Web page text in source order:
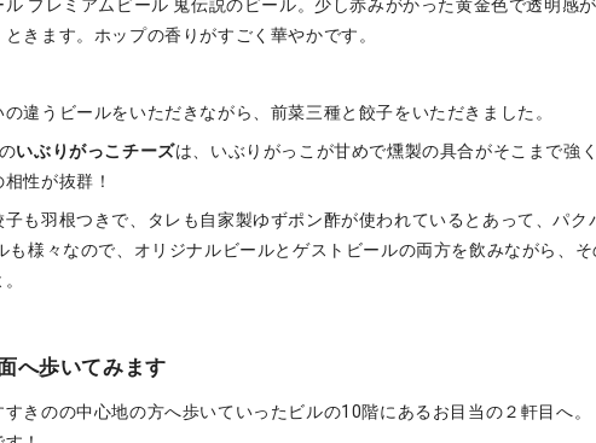
プレミアムビール 鬼伝説のビール。少し赤みがかった黄金色で透明感
きます。ホップの香りがすごく華やかです。
違うビールをいただきながら、前菜三種と餃子をいただきました。
いぶりがっこチーズは、いぶりがっこが甘めで燻製の具合がそこまで強
性が抜群！
子も羽根つきで、タレも自家製ゆずポン酢が使われているとあって、パク
も様々なので、オリジナルビールとゲストビールの両方を飲みながら、
へ歩いてみます
きのの中心地の方へ歩いていったビルの10階にあるお目当の２軒目へ。